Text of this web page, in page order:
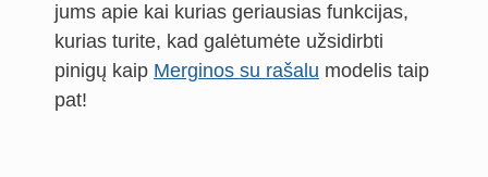
jums apie kai kurias geriausias funkcijas,
kurias turite, kad galėtumėte užsidirbti
pinigų kaip Merginos su rašalu modelis taip
pat!